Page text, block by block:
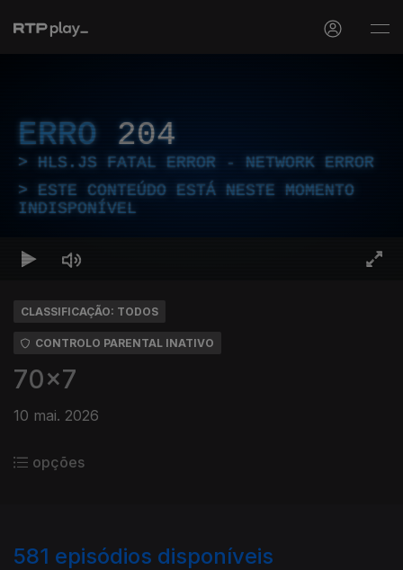
ERRO 204
HLS.JS FATAL ERROR - NETWORK ERROR
ESTE CONTEÚDO ESTÁ NESTE MOMENTO
INDISPONÍVEL
CLASSIFICAÇÃO: TODOS
CONTROLO PARENTAL INATIVO
70x7
10 mai. 2026
opções
581 episódios disponíveis